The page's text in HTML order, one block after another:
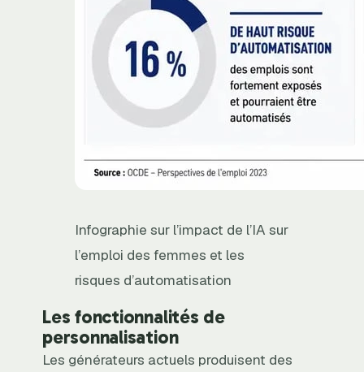
Infographie sur l’impact de l’IA sur
l’emploi des femmes et les
risques d’automatisation
Les fonctionnalités de
personnalisation
Les générateurs actuels produisent des